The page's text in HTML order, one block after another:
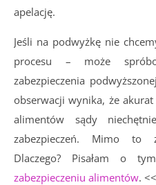
apelację.
Jeśli na podwyżkę nie
procesu – może
zabezpieczenia
obserwacji wynika, że
alimentów sądy
zabezpieczeń. Mimo to
Dlaczego? Pisałam o
zabezpieczeniu alimentów.